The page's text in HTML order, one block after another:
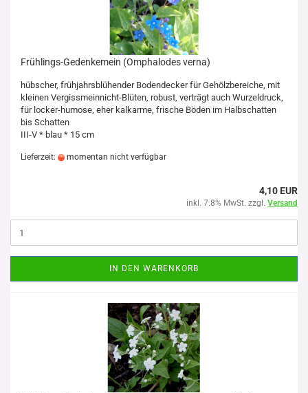
Frühlings-Gedenkemein (Omphalodes verna)
hübscher, frühjahrsblühender Bodendecker für Gehölzbereiche, mit
kleinen Vergissmeinnicht-Blüten, robust, verträgt auch Wurzeldruck,
für locker-humose, eher kalkarme, frische Böden im Halbschatten
bis Schatten
III-V * blau * 15 cm
Lieferzeit: momentan nicht verfügbar
4,10 EUR
inkl. 7.8% MwSt. zzgl. Versand
IN DEN WARENKORB